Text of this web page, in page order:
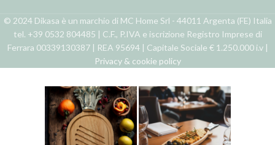
© 2024 Dikasa è un marchio di MC Home Srl - 44011 Argenta (FE) Italia
tel. +39 0532 804485 | C.F., P.IVA e iscrizione Registro Imprese di
Ferrara 00339130387 | REA 95694 | Capitale Sociale € 1.250.000 i.v |
Privacy & cookie policy